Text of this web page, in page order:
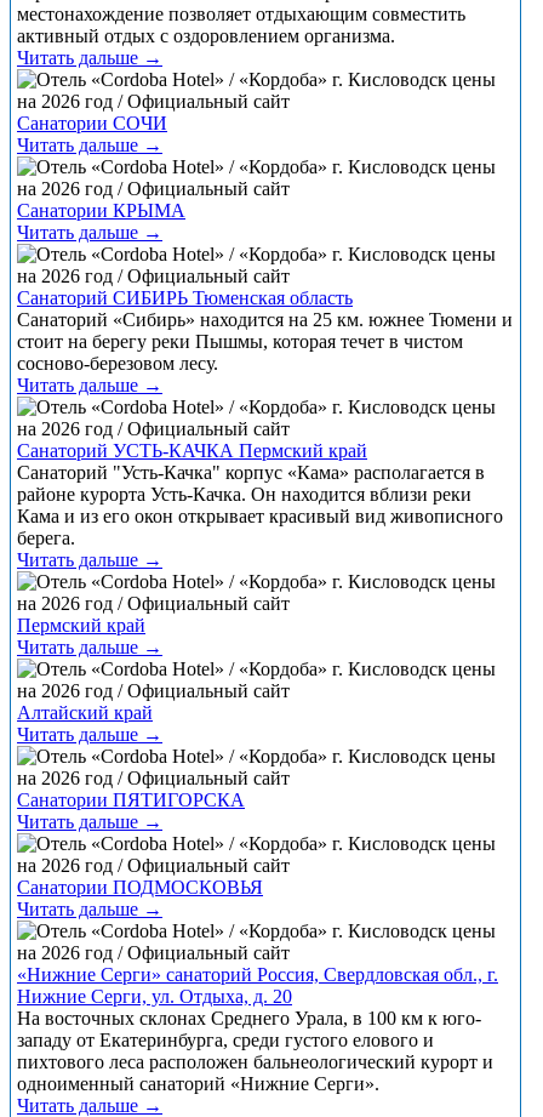
местонахождение позволяет отдыхающим совместить
активный отдых с оздоровлением организма.
Читать дальше →
Санатории СОЧИ
Читать дальше →
Санатории КРЫМА
Читать дальше →
Санаторий СИБИРЬ Тюменская область
Санаторий «Сибирь» находится на 25 км. южнее Тюмени и
стоит на берегу реки Пышмы, которая течет в чистом
сосново-березовом лесу.
Читать дальше →
Санаторий УСТЬ-КАЧКА Пермский край
Санаторий "Усть-Качка" корпус «Кама» располагается в
районе курорта Усть-Качка. Он находится вблизи реки
Кама и из его окон открывает красивый вид живописного
берега.
Читать дальше →
Пермский край
Читать дальше →
Алтайский край
Читать дальше →
Санатории ПЯТИГОРСКА
Читать дальше →
Санатории ПОДМОСКОВЬЯ
Читать дальше →
«Нижние Серги» санаторий Россия, Свердловская обл., г.
Нижние Серги, ул. Отдыха, д. 20
На восточных склонах Среднего Урала, в 100 км к юго-
западу от Екатеринбурга, среди густого елового и
пихтового леса расположен бальнеологический курорт и
одноименный санаторий «Нижние Серги».
Читать дальше →